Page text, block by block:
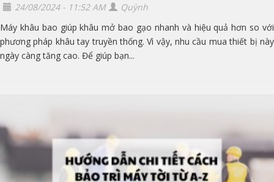
24/08/2024 - 11:52 AM
Quỳnh
Máy khâu bao giúp khâu mở bao gạo nhanh và hiệu quả hơn so với
phương pháp khâu tay truyền thống. Vì vậy, nhu cầu mua thiết bị này
ngày càng tăng cao. Để giúp bạn...